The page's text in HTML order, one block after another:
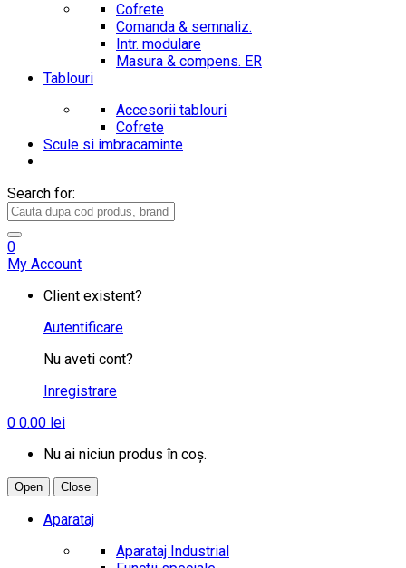
Cofrete
Comanda & semnaliz.
Intr. modulare
Masura & compens. ER
Tablouri
Accesorii tablouri
Cofrete
Scule si imbracaminte
Search for:
0
My Account
Client existent?
Autentificare
Nu aveti cont?
Inregistrare
0 0.00 lei
Nu ai niciun produs în coș.
Open Close
Aparataj
Aparataj Industrial